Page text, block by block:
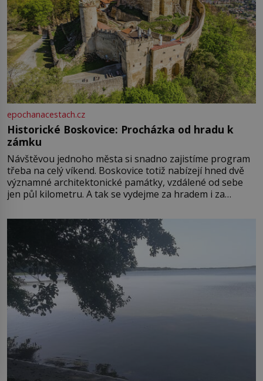
epochanacestach.cz
Historické Boskovice: Procházka od hradu k
zámku
Návštěvou jednoho města si snadno zajistíme program
třeba na celý víkend. Boskovice totiž nabízejí hned dvě
významné architektonické památky, vzdálené od sebe
jen půl kilometru. A tak se vydejme za hradem i za
Boskovice na okraji Drahanské vrchoviny vznikla někdy
ve13. století, a už v roce 1313 kronikáři zaznamenali